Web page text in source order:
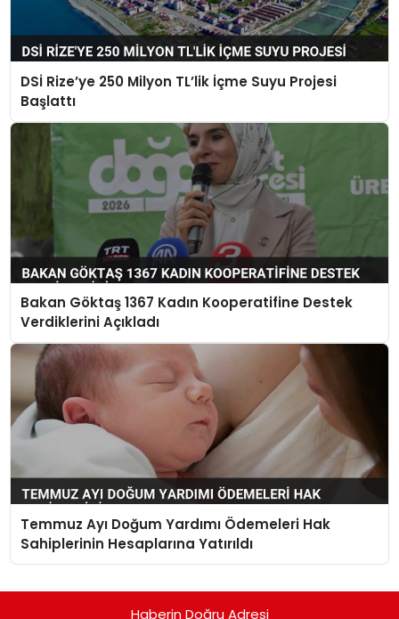
DSİ Rize’ye 250 Milyon TL’lik İçme Suyu Projesi
Başlattı
Bakan Göktaş 1367 Kadın Kooperatifine Destek
Verdiklerini Açıkladı
Temmuz Ayı Doğum Yardımı Ödemeleri Hak
Sahiplerinin Hesaplarına Yatırıldı
Haberin Doğru Adresi